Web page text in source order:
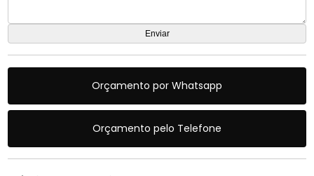
Orçamento por Whatsapp
Orçamento pelo Telefone